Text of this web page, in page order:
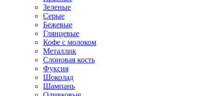
Зеленые
Серые
Бежевые
Глянцевые
Кофе с молоком
Металлик
Слоновая кость
Фуксия
Шоколад
Шампань